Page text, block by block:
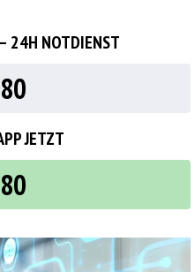
24H NOTDIENST
JETZT